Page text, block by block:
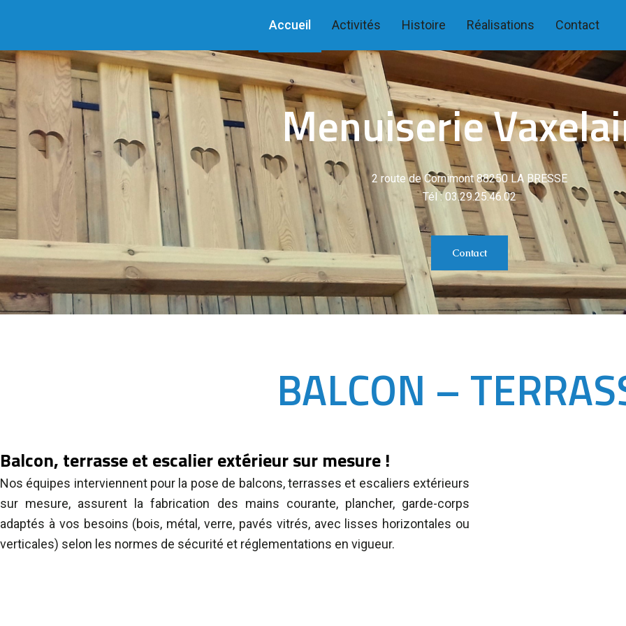
Accueil Activités Histoire Réalisations Contact
Menuiserie
2 route de Cornimont 88250 LA BRESSE
Tél : 03.29.25.46.02
Contact
BALCON –
Balcon, terrasse et escalier extérieur sur mesure !
Nos équipes interviennent pour la pose de balcons, terrasses et escaliers extérieurs
sur mesure, assurent la fabrication des mains courante, plancher, garde-corps
adaptés à vos besoins (bois, métal, verre, pavés vitrés, avec lisses horizontales ou
verticales) selon les normes de sécurité et réglementations en vigueur.